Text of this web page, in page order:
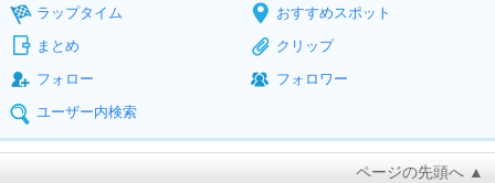
ラップタイム
おすすめスポット
まとめ
クリップ
フォロー
フォロワー
ユーザー内検索
ページの先頭へ ▲